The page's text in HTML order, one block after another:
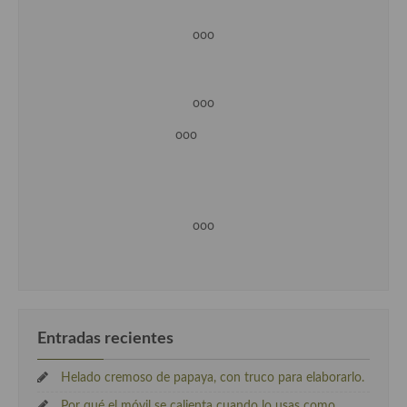
ooo
ooo
ooo
ooo
Entradas recientes
Helado cremoso de papaya, con truco para elaborarlo.